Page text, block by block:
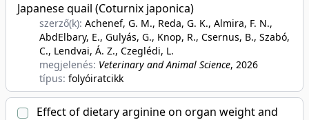
Japanese quail (Coturnix japonica)
szerző(k): Achenef, G. M., Reda, G. K., Almira, F. N.,
AbdElbary, E., Gulyás, G., Knop, R., Csernus, B., Szabó,
C., Lendvai, Á. Z., Czeglédi, L.
megjelenés: Veterinary and Animal Science, 2026
típus: folyóiratcikk
Effect of dietary arginine on organ weight and